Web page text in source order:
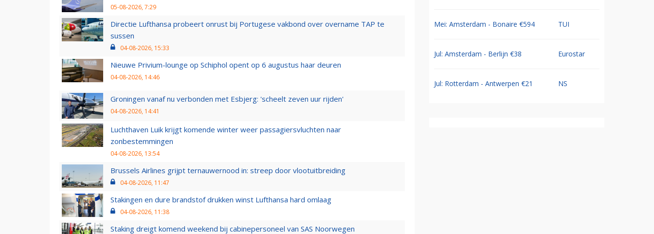
05-08-2026, 7:29
Directie Lufthansa probeert onrust bij Portugese vakbond over overname TAP te
sussen
04-08-2026, 15:33
Nieuwe Privium-lounge op Schiphol opent op 6 augustus haar deuren
04-08-2026, 14:46
Groningen vanaf nu verbonden met Esbjerg: 'scheelt zeven uur rijden'
04-08-2026, 14:41
Luchthaven Luik krijgt komende winter weer passagiersvluchten naar
zonbestemmingen
04-08-2026, 13:54
Brussels Airlines grijpt ternauwernood in: streep door vlootuitbreiding
04-08-2026, 11:47
Stakingen en dure brandstof drukken winst Lufthansa hard omlaag
04-08-2026, 11:38
Staking dreigt komend weekend bij cabinepersoneel van SAS Noorwegen
Mei: Amsterdam - Bonaire €594 TUI
Jul: Amsterdam - Berlijn €38 Eurostar
Jul: Rotterdam - Antwerpen €21 NS